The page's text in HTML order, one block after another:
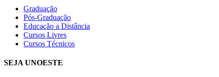
Graduação
Pós-Graduação
Educação a Distância
Cursos Livres
Cursos Técnicos
SEJA UNOESTE